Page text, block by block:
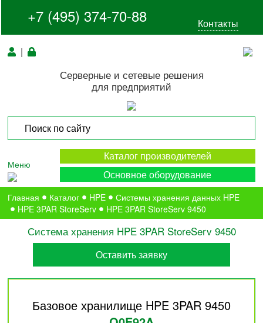
+7 (495) 374-70-88 Контакты
|
Серверные и сетевые решения
для предприятий
Меню
Каталог производителей
Основное оборудование
Главная Каталог HPE
Системы хранения данных HPE
HPE 3PAR StoreServ
HPE 3PAR StoreServ 9450
Система хранения HPE 3PAR StoreServ 9450
Оставить заявку
Базовое хранилище HPE 3PAR 9450